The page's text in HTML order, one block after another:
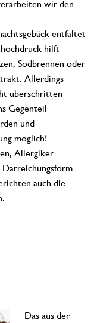
wir den
entfaltet
hilft
Sodbrennen oder
Allerdings
überschritten
Gegenteil
und
möglich!
Allergiker
auch die
Das aus der